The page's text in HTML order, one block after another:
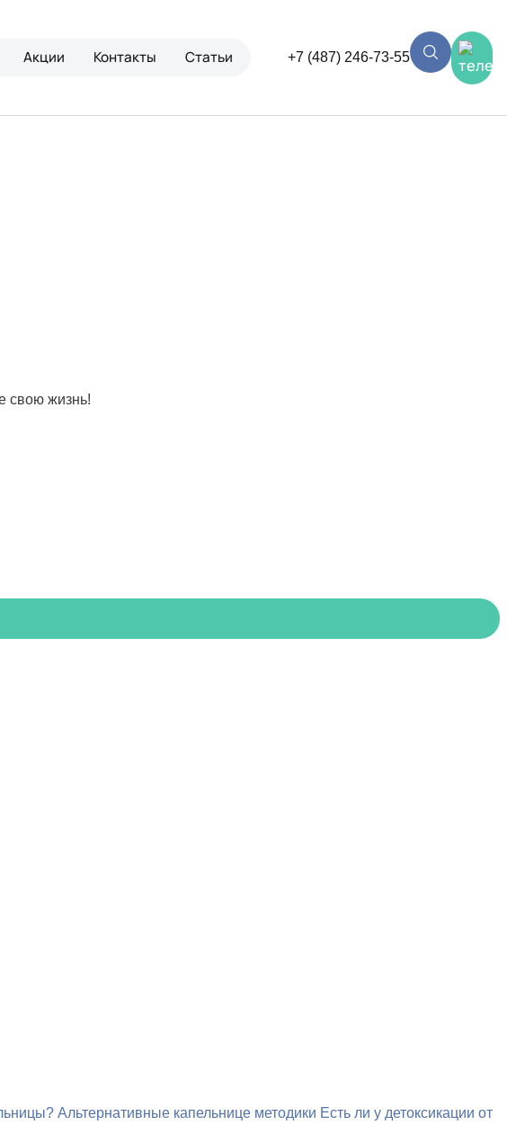
Акции Контакты Статьи +7 (487) 246-73-55
свою жизнь!
Альтернативные капельнице методики Есть ли у детоксикации от